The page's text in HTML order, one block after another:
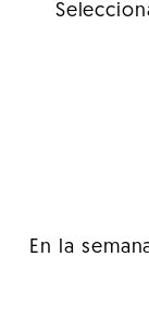
En la